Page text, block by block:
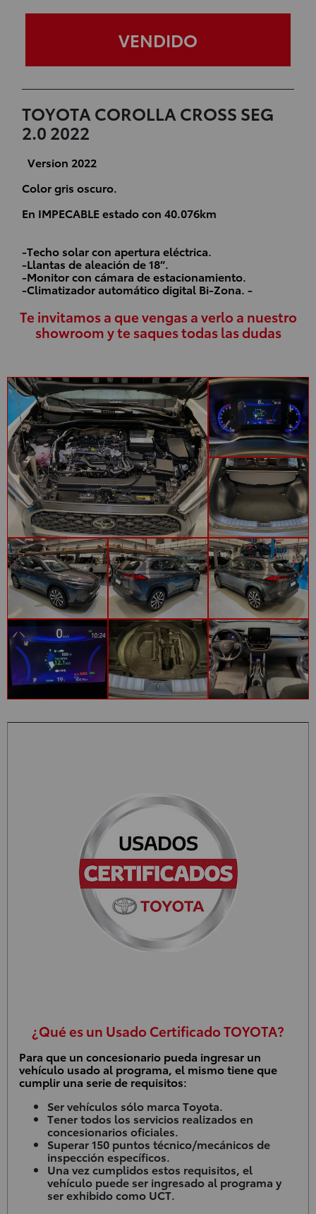
VENDIDO
TOYOTA COROLLA CROSS SEG
2.0 2022
Version 2022
Color gris oscuro.
En IMPECABLE estado con 40.076km
-Techo solar con apertura eléctrica.
-Llantas de aleación de 18”.
-Monitor con cámara de estacionamiento.
-Climatizador automático digital Bi-Zona. -
Te invitamos a que vengas a verlo a nuestro
showroom y te saques todas las dudas
¿Qué es un Usado Certificado TOYOTA?
Para que un concesionario pueda ingresar un
vehículo usado al programa, el mismo tiene que
cumplir una serie de requisitos:
Ser vehículos sólo marca Toyota.
Tener todos los servicios realizados en
concesionarios oficiales.
Superar 150 puntos técnico/mecánicos de
inspección específicos.
Una vez cumplidos estos requisitos, el
vehículo puede ser ingresado al programa y
ser exhibido como UCT.